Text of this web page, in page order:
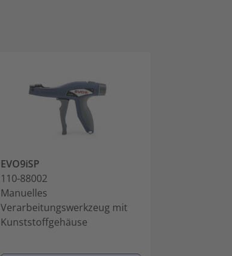
EVO9iSP
110-88002
Manuelles
Verarbeitungswerkzeug mit
Kunststoffgehäuse